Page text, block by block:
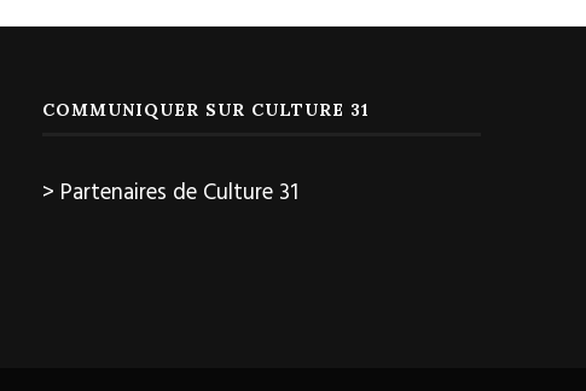
COMMUNIQUER SUR CULTURE 31
> Partenaires de Culture 31